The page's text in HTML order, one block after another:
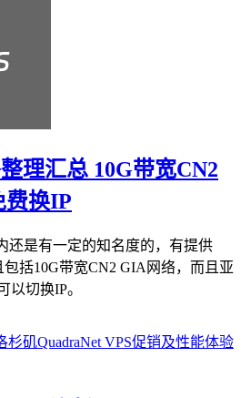
理汇总 10G带宽CN2
费换IP
还是有一定的知名度的，有提供
括10G带宽CN2 GIA网络，而且亚
以切换IP。